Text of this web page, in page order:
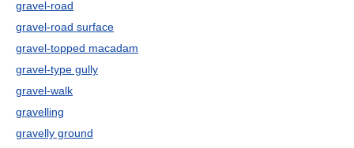
gravel-road
gravel-road surface
gravel-topped macadam
gravel-type gully
gravel-walk
gravelling
gravelly ground